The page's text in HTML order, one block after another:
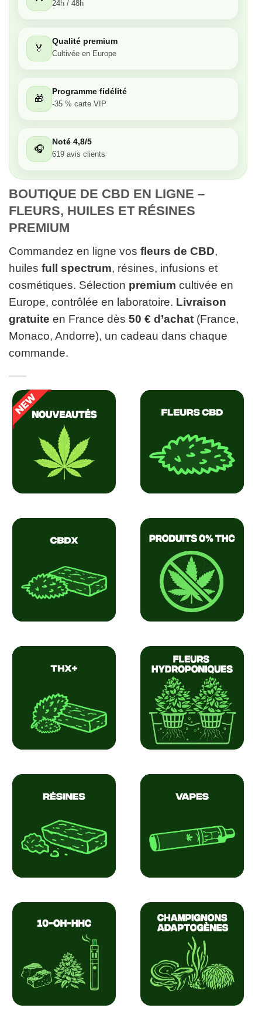
Moyen
Passable
24h / 48h
🏅
Qualité premium
Cultivée en Europe
🎁
Programme fidélité
-35 % carte VIP
🎧
Noté 4,8/5
619 avis clients
BOUTIQUE DE CBD EN LIGNE –
FLEURS, HUILES ET RÉSINES
PREMIUM
Commandez en ligne vos fleurs de CBD,
huiles full spectrum, résines, infusions et
cosmétiques. Sélection premium cultivée en
Europe, contrôlée en laboratoire. Livraison
gratuite en France dès 50 € d’achat (France,
Monaco, Andorre), un cadeau dans chaque
commande.